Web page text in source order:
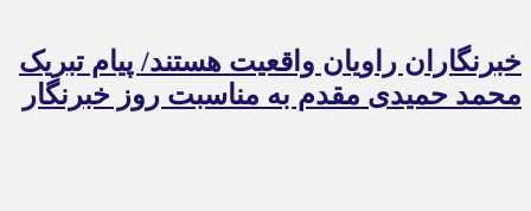
خبرنگاران راویان واقعیت هستند/ پیام تبریک
محمد حمیدی مقدم به مناسبت روز خبرنگار